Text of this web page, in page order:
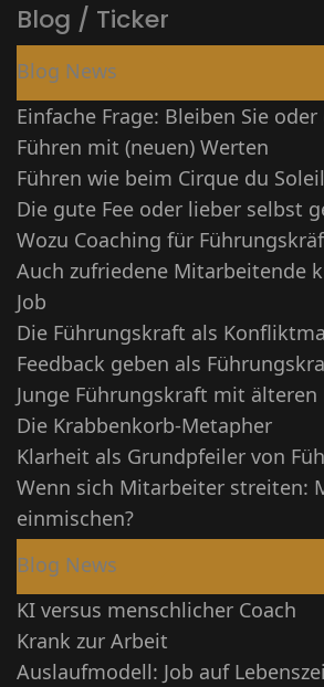
Blog / Ticker
Blog News
Einfache Frage: Bleiben Sie oder
Führen mit (neuen) Werten
Führen wie beim Cirque du Soleil
Die gute Fee oder lieber selbst
Wozu Coaching für
Auch zufriedene Mitarbeitende
Job
Die Führungskraft als
Feedback geben als
Junge Führungskraft mit
Die Krabbenkorb-Metapher
Klarheit als Grundpfeiler von
Wenn sich Mitarbeiter streiten:
einmischen?
Blog News
KI versus menschlicher Coach
Krank zur Arbeit
Auslaufmodell: Job auf